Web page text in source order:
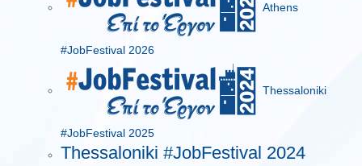
Athens
#JobFestival 2026
Thessaloniki
#JobFestival 2025
Thessaloniki #JobFestival 2024